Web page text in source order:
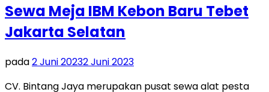
Sewa Meja IBM Kebon Baru Tebet
Jakarta Selatan
pada2 Juni 20232 Juni 2023
CV. Bintang Jaya merupakan pusat sewa alat pesta